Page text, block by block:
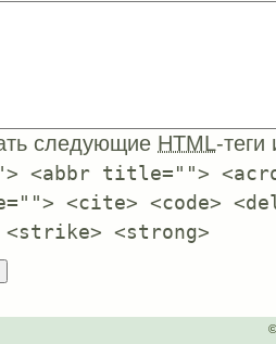
следующие HTML-
<abbr title="">
<cite> <code>
<strong>